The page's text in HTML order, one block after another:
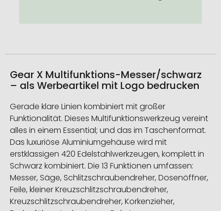
Gear X Multifunktions-Messer/schwarz
– als Werbeartikel mit Logo bedrucken
Gerade klare Linien kombiniert mit großer
Funktionalität. Dieses Multifunktionswerkzeug vereint
alles in einem Essential; und das im Taschenformat.
Das luxuriöse Aluminiumgehäuse wird mit
erstklassigen 420 Edelstahlwerkzeugen, komplett in
Schwarz kombiniert. Die 13 Funktionen umfassen:
Messer, Säge, Schlitzschraubendreher, Dosenöffner,
Feile, kleiner Kreuzschlitzschraubendreher,
Kreuzschlitzschraubendreher, Korkenzieher,